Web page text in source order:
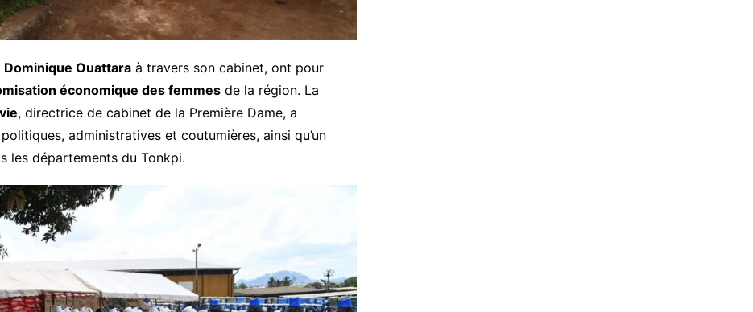
Dominique Ouattara à travers son cabinet, ont pour
économique des femmes de la région. La
, directrice de cabinet de la Première Dame, a
administratives et coutumières, ainsi qu’un
les départements du Tonkpi.